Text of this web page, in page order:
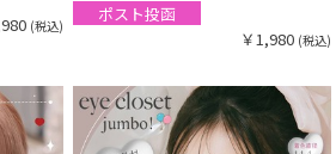
(税込)
ポスト投函
￥1,980 (税込)